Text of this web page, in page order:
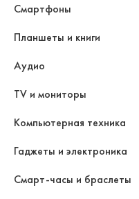
Смартфоны
Планшеты и книги
Аудио
TV и мониторы
Компьютерная техника
Гаджеты и электроника
Смарт-часы и браслеты